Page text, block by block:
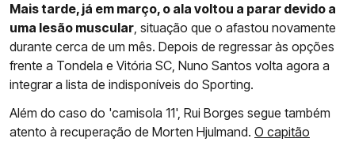
Mais tarde, já em março, o ala voltou a parar devido a
uma lesão muscular, situação que o afastou novamente
durante cerca de um mês. Depois de regressar às opções
frente a Tondela e Vitória SC, Nuno Santos volta agora a
integrar a lista de indisponíveis do Sporting.
Além do caso do 'camisola 11', Rui Borges segue também
atento à recuperação de Morten Hjulmand. O capitão